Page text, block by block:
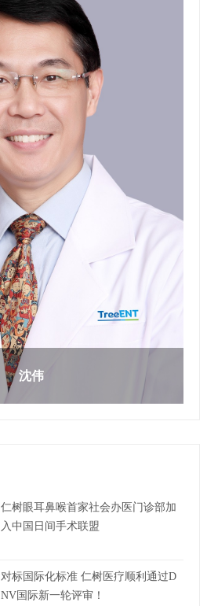
沈伟
仁树眼耳鼻喉首家社会办医门诊部加
入中国日间手术联盟
对标国际化标准 仁树医疗顺利通过D
NV国际新一轮评审！